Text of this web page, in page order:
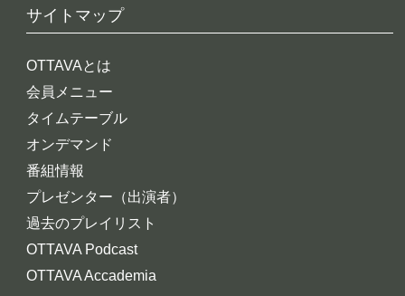
サイトマップ
OTTAVAとは
会員メニュー
タイムテーブル
オンデマンド
番組情報
プレゼンター（出演者）
過去のプレイリスト
OTTAVA Podcast
OTTAVA Accademia